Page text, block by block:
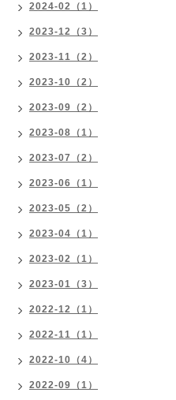
2024-02（1）
2023-12（3）
2023-11（2）
2023-10（2）
2023-09（2）
2023-08（1）
2023-07（2）
2023-06（1）
2023-05（2）
2023-04（1）
2023-02（1）
2023-01（3）
2022-12（1）
2022-11（1）
2022-10（4）
2022-09（1）